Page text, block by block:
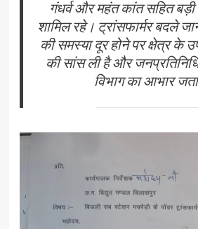
गंधर्व और महंत कांत सहित बड़ी
शामिल रहे। ट्रांसफार्मर बदले
की समस्या दूर होने पर क्षेत्र के
की सांस ली है और
विभाग का आभार